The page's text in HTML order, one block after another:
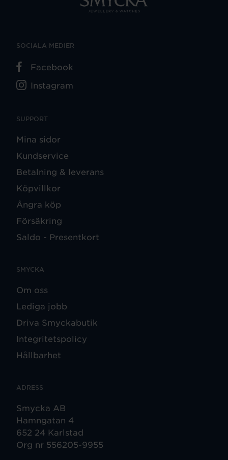
SUPPORT
Mina sidor
Kundservice
Betalning & leverans
Köpvillkor
Ångra köp
Försäkring
Saldo - Presentkort
SMYCKA
Om oss
Lediga jobb
Driva Smyckabutik
Integritetspolicy
Hållbarhet
ADRESS
Smycka AB
Hamngatan 4
652 24 Karlstad
Org nr 556205-9955
SOCIALA MEDIER
Facebook
Instagram